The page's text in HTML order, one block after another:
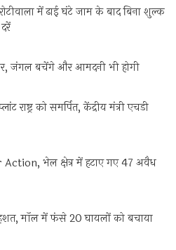
में ढाई घंटे जाम के बाद बिना शुल्क
जंगल बचेंगे और आमदनी भी होगी
राष्ट्र को समर्पित, केंद्रीय मंत्री एचडी
Action, भेल क्षेत्र में हटाए गए 47 अवैध
मॉल में फंसे 20 घायलों को बचाया